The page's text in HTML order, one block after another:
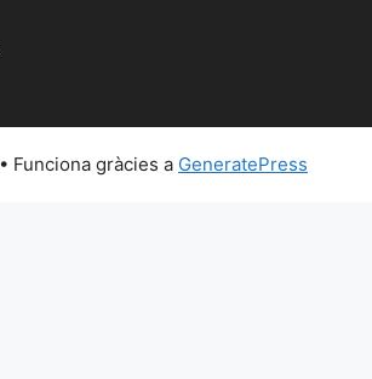
• Funciona gràcies a GeneratePress